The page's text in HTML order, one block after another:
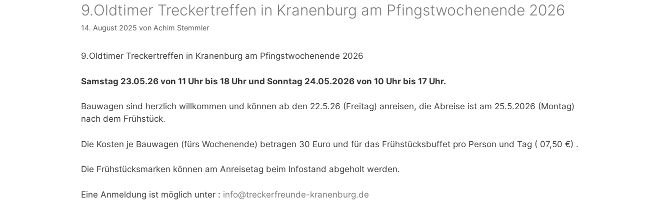
9.Oldtimer Treckertreffen in Kranenburg am Pfingstwochenende 2026
14. August 2025 von Achim Stemmler
9.Oldtimer Treckertreffen in Kranenburg am Pfingstwochenende 2026
Samstag 23.05.26 von 11 Uhr bis 18 Uhr und Sonntag 24.05.2026 von 10 Uhr bis 17 Uhr.
Bauwagen sind herzlich willkommen und können ab den 22.5.26 (Freitag) anreisen, die Abreise ist am 25.5.2026 (Montag)
nach dem Frühstück.
Die Kosten je Bauwagen (fürs Wochenende) betragen 30 Euro und für das Frühstücksbuffet pro Person und Tag ( 07,50 €) .
Die Frühstücksmarken können am Anreisetag beim Infostand abgeholt werden.
Eine Anmeldung ist möglich unter : info@treckerfreunde-kranenburg.de